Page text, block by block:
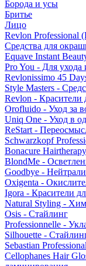
Борода и усы
Бритье
Лицо
Revlon Professional
Средства для
Equave Instant
Pro You - Для ухода
Revlonissimo 45
Style Masters -
Revlon - Красители
Orofluido - Уход за
Uniq One - Уход в
ReStart -
Schwarzkopf
Bonacure
BlondMe -
Goodbye -
Oxigenta -
Igora - Красители
Natural Styling -
Osis - Стайлинг
Professionnelle -
Silhouette -
Sebastian
Cellophanes Hair